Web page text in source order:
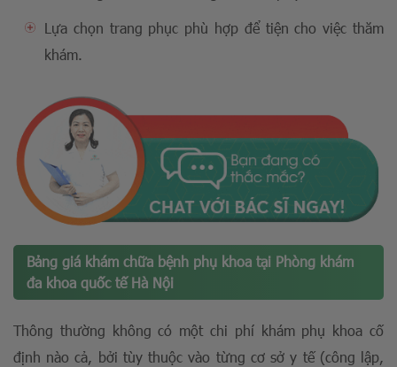
Lựa chọn trang phục phù hợp để tiện cho việc thăm
khám.
Bảng giá khám chữa bệnh phụ khoa tại Phòng khám
đa khoa quốc tế Hà Nội
Thông thường không có một chi phí khám phụ khoa cố
định nào cả, bởi tùy thuộc vào từng cơ sở y tế (công lập,